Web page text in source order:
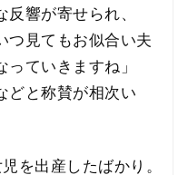
響が寄せられ、
つ見てもお似合い夫
ていきますね」
どと称賛が相次い
を出産したばかり。